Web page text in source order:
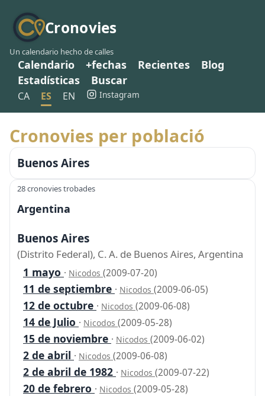
Cronovies
Un calendario hecho de calles
Calendario +fechas Recientes
Blog
Estadísticas
Buscar
CA ES EN Instagram
Cronovies per població
Buenos Aires
28 cronovies trobades
Argentina
Buenos Aires
(Distrito Federal), C. A. de Buenos Aires, Argentina
1 mayo · Nicodos (2009-07-20)
11 de septiembre · Nicodos (2009-06-05)
12 de octubre · Nicodos (2009-06-08)
14 de Julio · Nicodos (2009-05-28)
15 de noviembre · Nicodos (2009-06-02)
2 de abril · Nicodos (2009-06-08)
2 de abril de 1982 · Nicodos (2009-07-22)
20 de febrero · Nicodos (2009-05-28)